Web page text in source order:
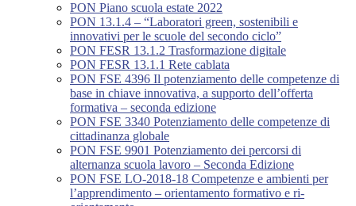
PON Piano scuola estate 2022
PON 13.1.4 – “Laboratori green, sostenibili e
innovativi per le scuole del secondo ciclo”
PON FESR 13.1.2 Trasformazione digitale
PON FESR 13.1.1 Rete cablata
PON FSE 4396 Il potenziamento delle competenze di
base in chiave innovativa, a supporto dell’offerta
formativa – seconda edizione
PON FSE 3340 Potenziamento delle competenze di
cittadinanza globale
PON FSE 9901 Potenziamento dei percorsi di
alternanza scuola lavoro – Seconda Edizione
PON FSE LO-2018-18 Competenze e ambienti per
l’apprendimento – orientamento formativo e ri-